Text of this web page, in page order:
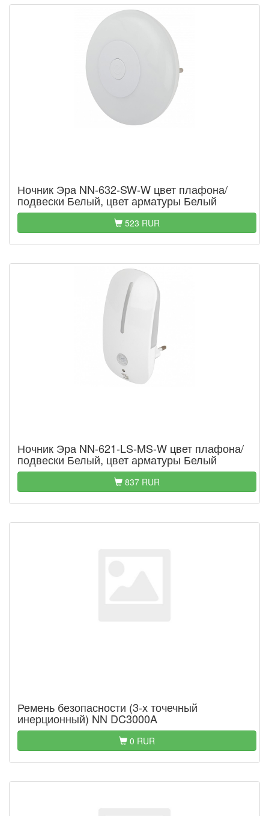
Ночник Эра NN-632-SW-W цвет плафона/
подвески Белый, цвет арматуры Белый
523 RUR
Ночник Эра NN-621-LS-MS-W цвет плафона/
подвески Белый, цвет арматуры Белый
837 RUR
Ремень безопасности (3-х точечный
инерционный) NN DC3000A
0 RUR